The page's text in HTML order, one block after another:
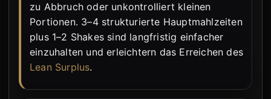
zu Abbruch oder unkontrolliert kleinen
Portionen. 3–4 strukturierte Hauptmahlzeiten
plus 1–2 Shakes sind langfristig einfacher
einzuhalten und erleichtern das Erreichen des
Lean Surplus.